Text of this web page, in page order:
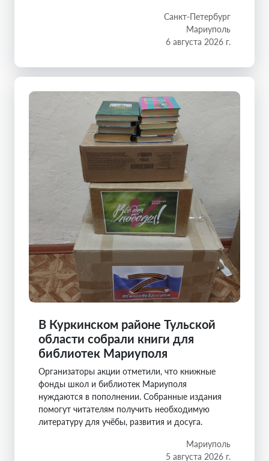
Санкт-Петербург
Мариуполь
6 августа 2026 г.
В Куркинском районе Тульской
области собрали книги для
библиотек Мариуполя
Организаторы акции отметили, что книжные
фонды школ и библиотек Мариуполя
нуждаются в пополнении. Собранные издания
помогут читателям получить необходимую
литературу для учёбы, развития и досуга.
Мариуполь
5 августа 2026 г.